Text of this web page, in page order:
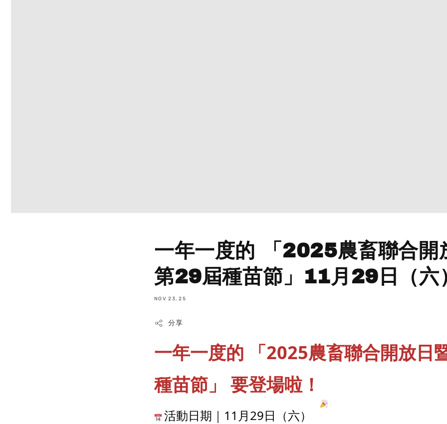
一年一度的 「2025農畜聯合開
第29屆種苗節」11月29日（六
NOV 23, 25
分享
一年一度的 「2025農畜聯合開放日
種苗節」 要登場啦！
活動日期｜11月29日（六）